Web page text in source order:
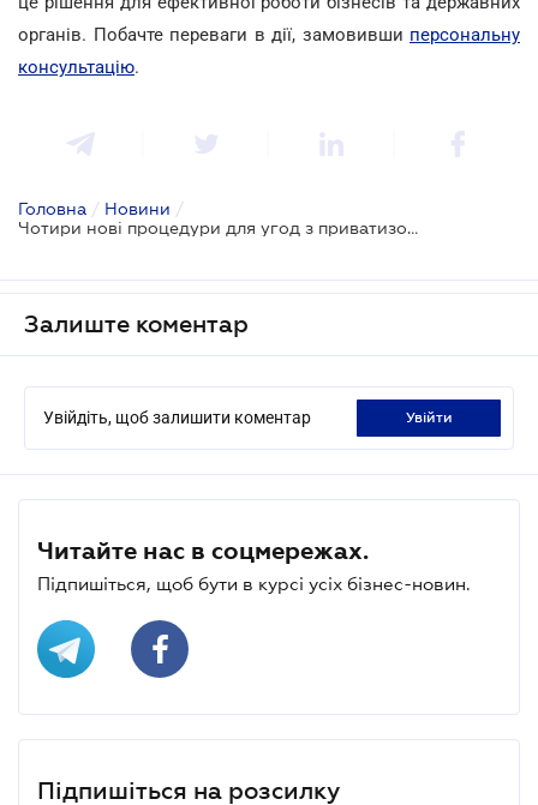
органів. Побачте переваги в дії, замовивши персональну
консультацію.
Головна / Новини /
Чотири нові процедури для угод з приватизованим майном та капіталом
Залиште коментар
Увійдіть, щоб залишити коментар увійти
Читайте нас в соцмережах.
Підпишіться, щоб бути в курсі усіх бізнес-новин.
Підпишіться на розсилку